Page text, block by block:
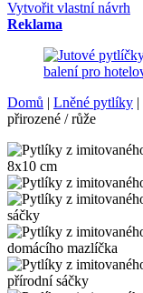
Vytvořit vlastní návrh
Reklama
Domů | Lněné pytlíky |
přirozené / růže